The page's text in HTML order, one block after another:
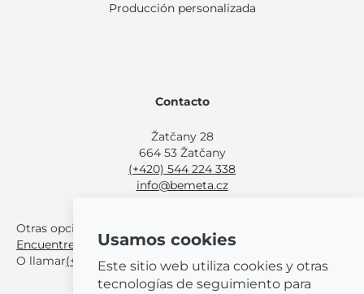
Producción personalizada
Contacto
Žatčany 28
664 53 Žatčany
(+420) 544 224 338
info@bemeta.cz
Otras opciones de compra:
Encuentre un distribuidor cerca de usted
O llamar(+420) 544 224 338.
Usamos cookies
Este sitio web utiliza cookies y otras
tecnologías de seguimiento para